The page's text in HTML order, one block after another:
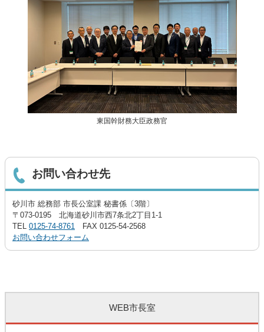
東国幹財務大臣政務官
お問い合わせ先
砂川市 総務部 市長公室課 秘書係〔3階〕
〒073-0195 北海道砂川市西7条北2丁目1-1
TEL 0125-74-8761 FAX 0125-54-2568
お問い合わせフォーム
WEB市長室